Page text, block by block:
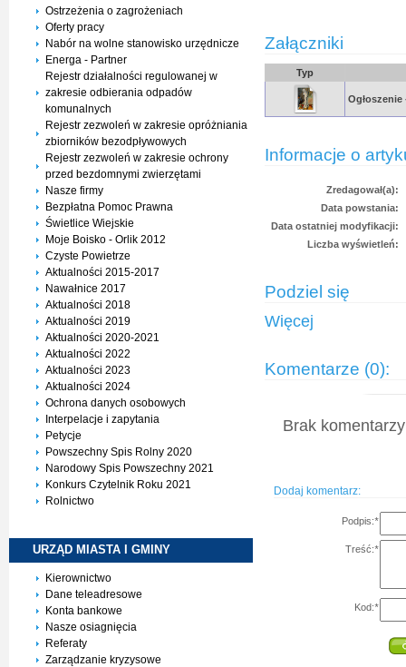
Ostrzeżenia o zagrożeniach
Oferty pracy
Nabór na wolne stanowisko urzędnicze
Energa - Partner
Rejestr działalności regulowanej w
zakresie odbierania odpadów
komunalnych
Rejestr zezwoleń w zakresie opróżniania
zbiorników bezodpływowych
Rejestr zezwoleń w zakresie ochrony
przed bezdomnymi zwierzętami
Nasze firmy
Bezpłatna Pomoc Prawna
Świetlice Wiejskie
Moje Boisko - Orlik 2012
Czyste Powietrze
Aktualności 2015-2017
Nawałnice 2017
Aktualności 2018
Aktualności 2019
Aktualności 2020-2021
Aktualności 2022
Aktualności 2023
Aktualności 2024
Ochrona danych osobowych
Interpelacje i zapytania
Petycje
Powszechny Spis Rolny 2020
Narodowy Spis Powszechny 2021
Konkurs Czytelnik Roku 2021
Rolnictwo
URZĄD MIASTA I GMINY
Kierownictwo
Dane teleadresowe
Konta bankowe
Nasze osiagnięcia
Referaty
Zarządzanie kryzysowe
Załączniki
Typ
Ogłoszenie
Informacje o
Zredagował(a):
Data powstania:
Data ostatniej modyfikacji:
Liczba wyświetleń:
Podziel się
Więcej
Komentarze (0):
Brak
Dodaj komentarz:
Podpis:*
Treść:*
Kod:*